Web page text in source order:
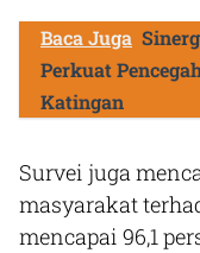
Baca Juga
Perkuat
Katingan
Survei juga
masyarakat
mencapai 96,1